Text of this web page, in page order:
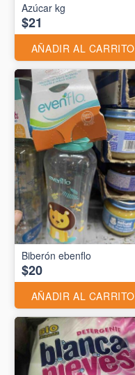
Azúcar kg
$21
AÑADIR AL CARRITO
Biberón ebenflo
$20
AÑADIR AL CARRITO